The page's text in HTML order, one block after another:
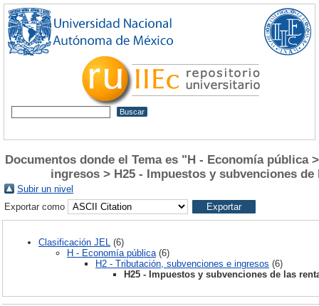
Documentos donde el Tema es "H - Economía pública
ingresos > H25 - Impuestos y subvenciones
Subir un nivel
Exportar como
Clasificación JEL
(6)
H - Economía pública (6)
H2 - Tributación, subvenciones e ingresos (6)
H25 - Impuestos y subvenciones de las